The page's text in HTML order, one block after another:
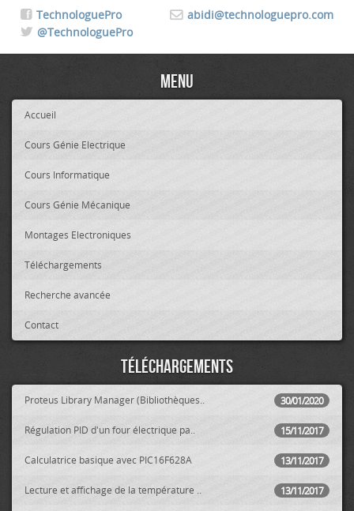
abidi@technologuepro.com
TechnologuePro
@TechnologuePro
Menu
Accueil
Cours Génie Electrique
Cours Informatique
Cours Génie Mécanique
Montages Electroniques
Téléchargements
Recherche avancée
Contact
Téléchargements
30/01/2020
Proteus Library Manager (Bibliothèques..
15/11/2017
Régulation PID d'un four électrique pa..
13/11/2017
Calculatrice basique avec PIC16F628A
13/11/2017
Lecture et affichage de la température ..